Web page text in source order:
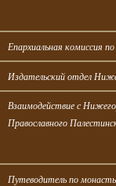
Епархиальная комиссия
Издательский отдел
Взаимодействие с
Православного
Путеводитель по